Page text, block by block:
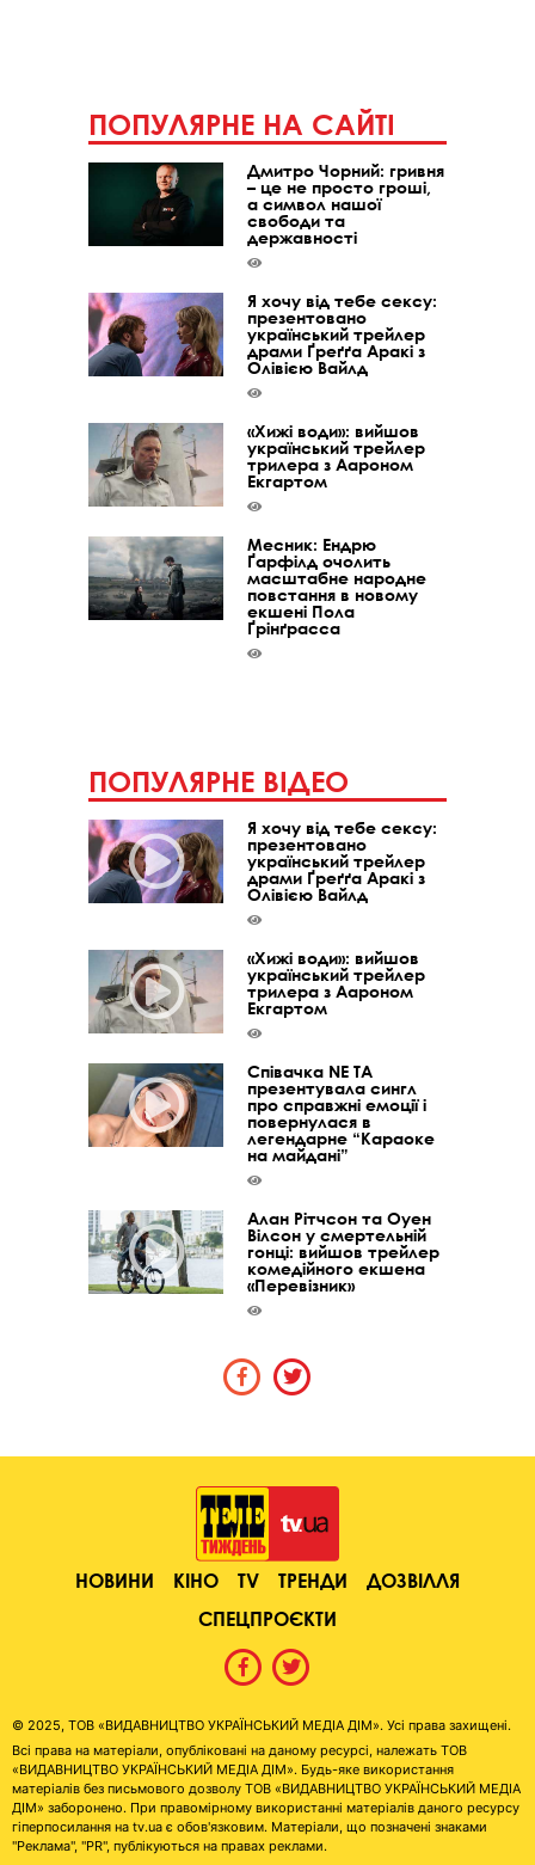
ПОПУЛЯРНЕ НА САЙТІ
Дмитро Чорний: гривня
– це не просто гроші,
а символ нашої
свободи та
державності
Я хочу від тебе сексу:
презентовано
український трейлер
драми Ґреґґа Аракі з
Олівією Вайлд
«Хижі води»: вийшов
український трейлер
трилера з Аароном
Екгартом
Месник: Ендрю
Ґарфілд очолить
масштабне народне
повстання в новому
екшені Пола
Ґрінґрасса
ПОПУЛЯРНЕ ВІДЕО
Я хочу від тебе сексу:
презентовано
український трейлер
драми Ґреґґа Аракі з
Олівією Вайлд
«Хижі води»: вийшов
український трейлер
трилера з Аароном
Екгартом
Співачка NE TA
презентувала сингл
про справжні емоції і
повернулася в
легендарне “Караоке
на майдані”
Алан Рітчсон та Оуен
Вілсон у смертельній
гонці: вийшов трейлер
комедійного екшена
«Перевізник»
НОВИНИ КІНО TV ТРЕНДИ
ДОЗВІЛЛЯ
СПЕЦПРОЄКТИ
© 2025, ТОВ «ВИДАВНИЦТВО УКРАЇНСЬКИЙ МЕДІА ДІМ». Усі права захищені.
Всі права на матеріали, опубліковані на даному ресурсі, належать ТОВ
«ВИДАВНИЦТВО УКРАЇНСЬКИЙ МЕДІА ДІМ». Будь-яке використання
матеріалів без письмового дозволу ТОВ «ВИДАВНИЦТВО УКРАЇНСЬКИЙ МЕДІА
ДІМ» заборонено. При правомірному використанні матеріалів даного ресурсу
гіперпосилання на tv.ua є обов'язковим. Матеріали, що позначені знаками
"Реклама", "PR", публікуються на правах реклами.